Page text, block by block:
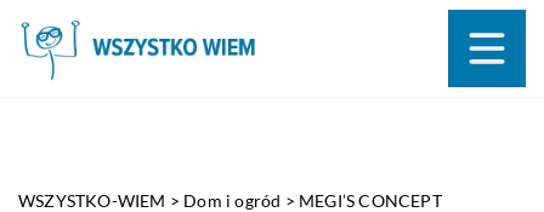
WSZYSTKO-WIEM > Dom i ogród > MEGI’S CONCEPT